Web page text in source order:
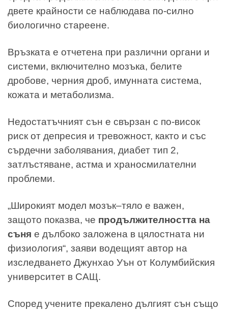
двете крайности се наблюдава по-силно
биологично стареене.
Връзката е отчетена при различни органи и
системи, включително мозъка, белите
дробове, черния дроб, имунната система,
кожата и метаболизма.
Недостатъчният сън е свързан с по-висок
риск от депресия и тревожност, както и със
сърдечни заболявания, диабет тип 2,
затлъстяване, астма и храносмилателни
проблеми.
„Широкият модел мозък–тяло е важен,
защото показва, че продължителността на
съня е дълбоко заложена в цялостната ни
физиология“, заяви водещият автор на
изследването Джунхао Уън от Колумбийския
университет в САЩ.
Според учените прекалено дългият сън също